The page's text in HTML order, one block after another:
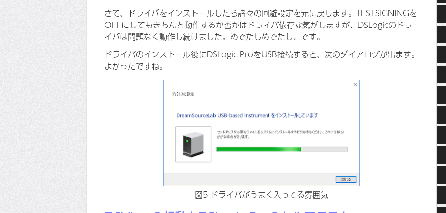
さて、ドライバをインストールしたら諸々の回避設定を元に戻します。TESTSIGNINGを
OFFにしてもきちんと動作するか否かはドライバ依存な気がしますが、DSLogicのドラ
イバは問題なく動作し続けました。めでたしめでたし、です。
ドライバのインストール後にDSLogic ProをUSB接続すると、次のダイアログが出ます。
よかったですね。
図5 ドライバがうまく入ってる雰囲気